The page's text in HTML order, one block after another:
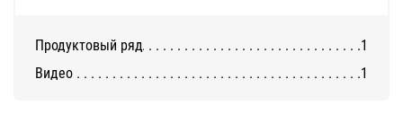
Продуктовый ряд
1
Видео
1